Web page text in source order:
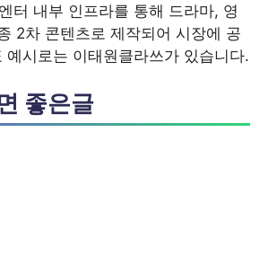
터 내부 인프라를 통해 드라마, 영
2차 콘텐츠로 제작되어 시장에 공
예시로는 이태원클라쓰가 있습니다.
좋은글